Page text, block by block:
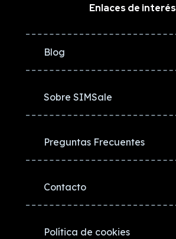
Enlaces de interés
Blog
Sobre SIMSale
Preguntas Frecuentes
Contacto
Política de cookies